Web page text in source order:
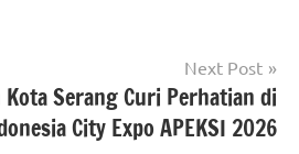
Next Post
Serang Curi Perhatian di
City Expo APEKSI 2026